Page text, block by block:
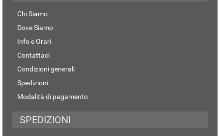
Chi Siamo
Dove Siamo
Info e Orari
Contattaci
Condizioni generali
Spedizioni
Modalità di pagamento
SPEDIZIONI